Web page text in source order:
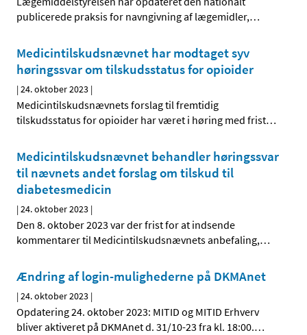
publicerede praksis for navngivning af lægemidler,…
Medicintilskudsnævnet har modtaget syv
høringssvar om tilskudsstatus for opioider
|24. oktober 2023 |
Medicintilskudsnævnets forslag til fremtidig
tilskudsstatus for opioider har været i høring med frist…
Medicintilskudsnævnet behandler høringssvar
til nævnets andet forslag om tilskud til
diabetesmedicin
|24. oktober 2023 |
Den 8. oktober 2023 var der frist for at indsende
kommentarer til Medicintilskudsnævnets anbefaling,…
Ændring af login-mulighederne på DKMAnet
|24. oktober 2023 |
Opdatering 24. oktober 2023: MITID og MITID Erhverv
bliver aktiveret på DKMAnet d. 31/10-23 fra kl. 18:00.…